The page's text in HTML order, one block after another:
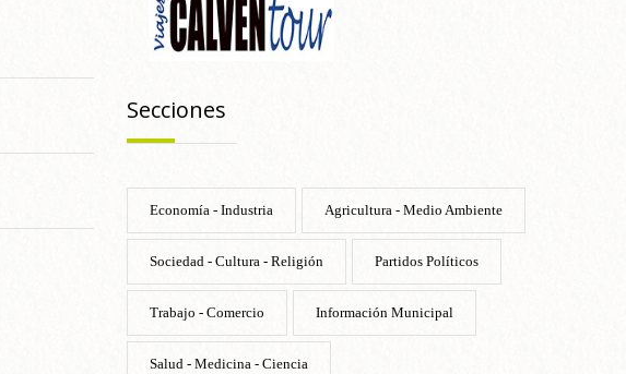
Secciones
Economía - Industria Agricultura - Medio Ambiente
Sociedad - Cultura - Religión Partidos Políticos
Trabajo - Comercio Información Municipal
Salud - Medicina - Ciencia